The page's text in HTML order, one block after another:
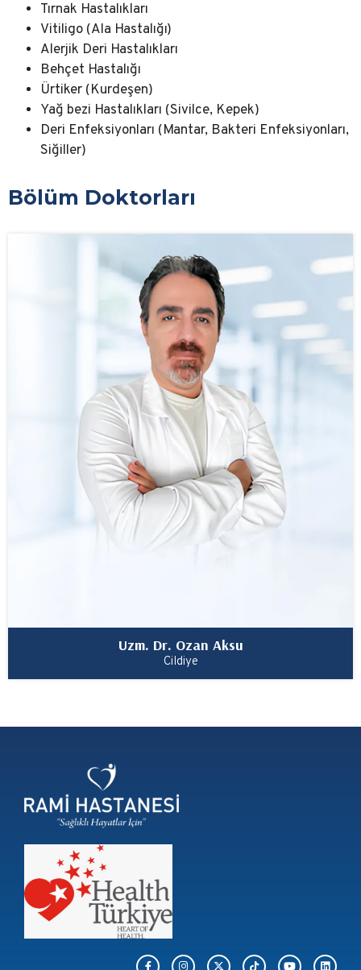
Tırnak Hastalıkları
Vitiligo (Ala Hastalığı)
Alerjik Deri Hastalıkları
Behçet Hastalığı
Ürtiker (Kurdeşen)
Yağ bezi Hastalıkları (Sivilce, Kepek)
Deri Enfeksiyonları (Mantar, Bakteri Enfeksiyonları,
Siğiller)
Bölüm Doktorları
Uzm. Dr. Ozan Aksu
Cildiye